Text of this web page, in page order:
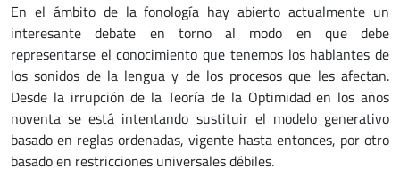
En el ámbito de la fonología hay abierto actualmente un
interesante debate en torno al modo en que debe
representarse el conocimiento que tenemos los hablantes de
los sonidos de la lengua y de los procesos que les afectan.
Desde la irrupción de la Teoría de la Optimidad en los años
noventa se está intentando sustituir el modelo generativo
basado en reglas ordenadas, vigente hasta entonces, por otro
basado en restricciones universales débiles.